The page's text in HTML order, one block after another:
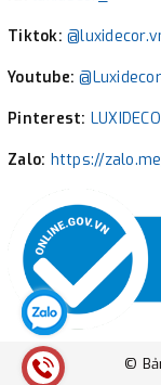
Tiktok:
Youtube:@Luxidecor
Pinterest:
Zalo: https://
©